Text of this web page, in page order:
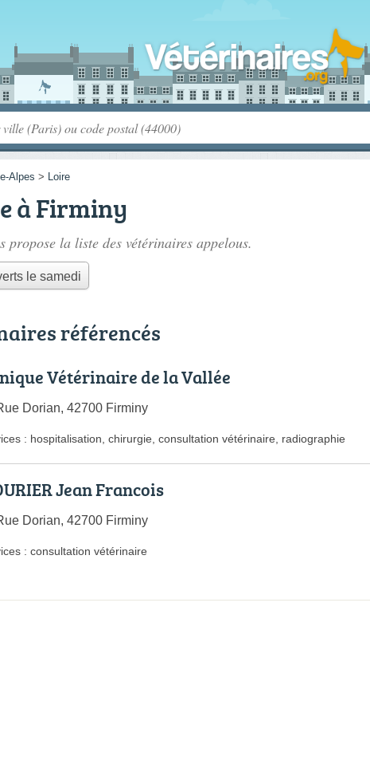
Alpes > Loire
à Firminy
propose la liste des vétérinaires appelous.
le samedi
référencés
Vétérinaire de la Vallée
Dorian, 42700 Firminy
: hospitalisation chirurgie consultation vétérinaire radiographie
Jean Francois
Dorian, 42700 Firminy
: consultation vétérinaire